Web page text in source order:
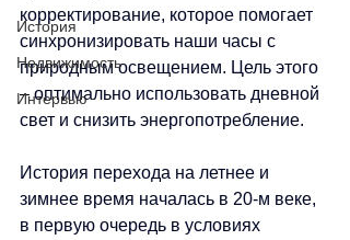
История
Недвижимость
Интервью
корректирование, которое помогает
синхронизировать наши часы с
природным освещением. Цель этого
– оптимально использовать дневной
свет и снизить энергопотребление.
История перехода на летнее и
зимнее время началась в 20‑м веке,
в первую очередь в условиях